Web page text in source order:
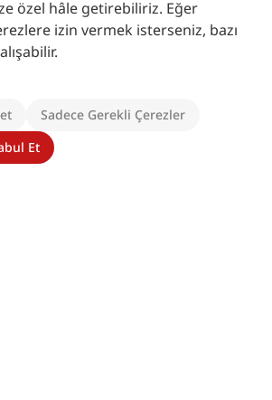
özel hâle getirebiliriz. Eğer
izin vermek isterseniz, bazı
Sadece Gerekli Çerezler
Et